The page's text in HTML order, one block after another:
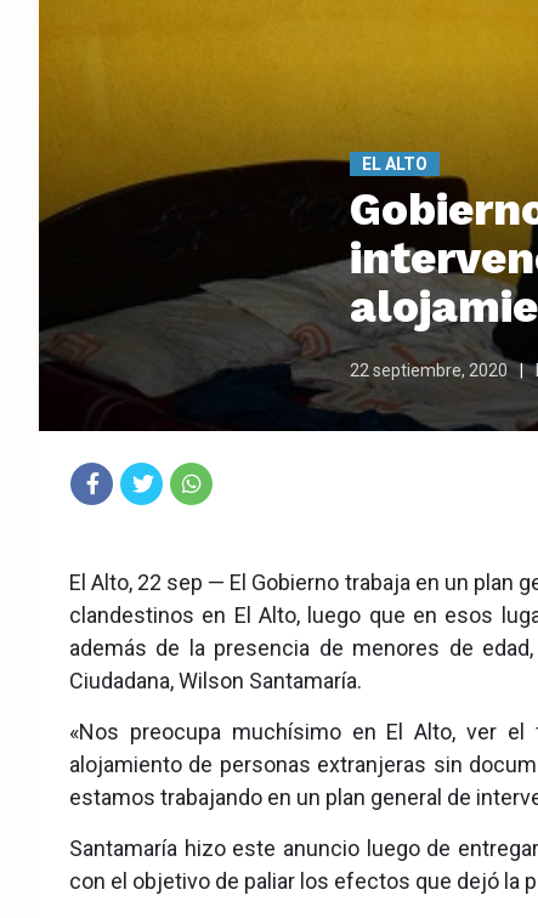
EL ALTO
22 septiembre, 2020
eb
ook
ter
pp
El Alto, 22 sep — El Gobierno trabaja en un plan
clandestinos en El Alto, luego que en esos
además de la presencia de menores de
Ciudadana, Wilson Santamaría.
«Nos preocupa muchísimo en El Alto, ver
alojamiento de personas extranjeras sin
estamos trabajando en un plan general de
Santamaría hizo este anuncio luego de
con el objetivo de paliar los efectos que dejó la